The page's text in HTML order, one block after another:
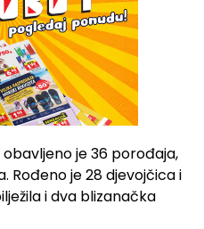
je 36 porođaja,
Rođeno je 28 djevojčica i
i dva blizanačka